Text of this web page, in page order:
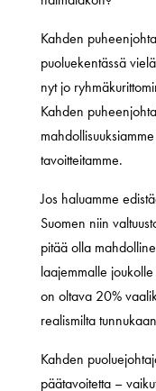
Kahden
puoluekentässä
nyt jo
Kahden
tavoitteitamme.
Jos haluamme
Suomen niin
pitää olla
laajemmalle
on oltava 20%
realismilta
Kahden
päätavoitetta –